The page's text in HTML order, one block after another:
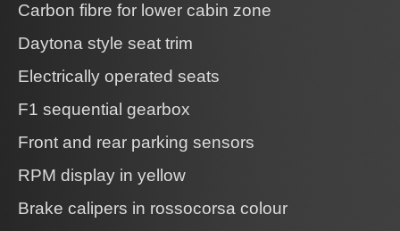
Carbon fibre for lower cabin zone
Daytona style seat trim
Electrically operated seats
F1 sequential gearbox
Front and rear parking sensors
RPM display in yellow
Brake calipers in rossocorsa colour